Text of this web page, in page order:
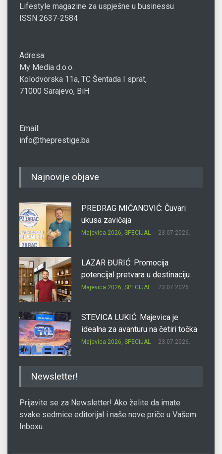
Lifestyle magazine za uspješne u businessu
ISSN 2637-2584
Adresa:
My Media d.o.o.
Kolodvorska 11a, TC Šentada I sprat,
71000 Sarajevo, BiH
Email:
info@theprestige.ba
Najnovije objave
PREDRAG MIĆANOVIĆ: Čuvari
ukusa zavičaja
Majevica 2026, SPECIJAL 23.07.2026.
LAZAR ĐURIĆ: Promocija
potencijal pretvara u destinaciju
Majevica 2026, SPECIJAL 23.07.2026.
STEVICA LUKIĆ: Majevica je
idealna za avanturu na četiri točka
Majevica 2026, SPECIJAL 23.07.2026.
Newsletter!
Prijavite se za Newsletter! Ako želite da imate
svake sedmice editorijal i naše nove priče u Vašem
Inboxu.